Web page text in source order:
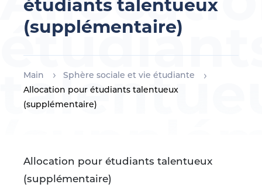
étudiants talentueux
(supplémentaire)
Main
Sphère sociale et vie étudiante
Allocation pour étudiants talentueux
(supplémentaire)
Allocation pour étudiants talentueux
(supplémentaire)